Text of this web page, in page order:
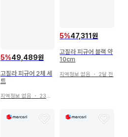
5%49,489원
고질라 피규어 2체 세
트
지역정보 없음 ・ 23일 전
5%47,311원
고질라 피규어 블랙 약
10cm
지역정보 없음 ・ 2달 전